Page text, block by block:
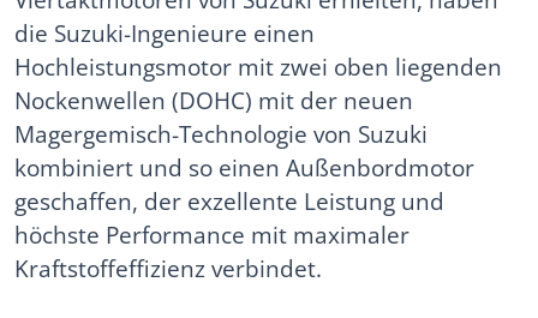
die Suzuki-Ingenieure einen
Hochleistungsmotor mit zwei oben liegenden
Nockenwellen (DOHC) mit der neuen
Magergemisch-Technologie von Suzuki
kombiniert und so einen Außenbordmotor
geschaffen, der exzellente Leistung und
höchste Performance mit maximaler
Kraftstoffeffizienz verbindet.